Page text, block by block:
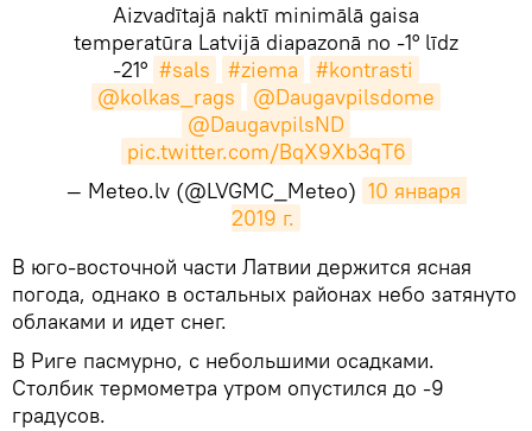
Aizvadītajā naktī minimālā gaisa
temperatūra Latvijā diapazonā no -1° līdz
-21° #sals #ziema
#kontrasti
@kolkas_rags
@Daugavpilsdome
@DaugavpilsND
pic.twitter.com/BqX9Xb3qT6
— Meteo.lv (@LVGMC_Meteo) 10 января
2019 г.
​В юго-восточной части Латвии держится ясная
погода, однако в остальных районах небо затянуто
облаками и идет снег.
В Риге пасмурно, с небольшими осадками.
Столбик термометра утром опустился до -9
градусов.